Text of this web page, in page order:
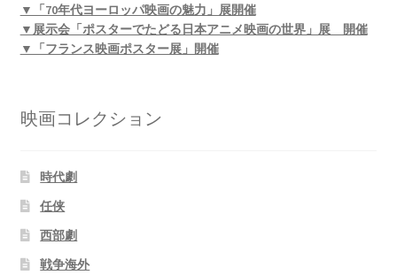
▼「70年代ヨーロッパ映画の魅力」展開催
▼展示会「ポスターでたどる日本アニメ映画の世界」展 開催
▼「フランス映画ポスター展」開催
映画コレクション
時代劇
任侠
西部劇
戦争海外